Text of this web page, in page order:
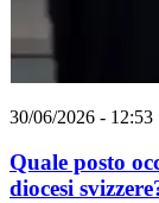
30/06/2026 - 12:53
Quale posto
diocesi